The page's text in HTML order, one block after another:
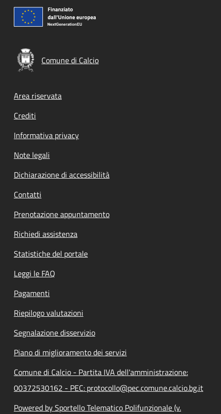
Comune di Calcio
Footer menu
Area riservata
Crediti
Informativa privacy
Note legali
Dichiarazione di accessibilità
Contatti
Prenotazione appuntamento
Richiedi assistenza
Statistiche del portale
Leggi le FAQ
Pagamenti
Riepilogo valutazioni
Segnalazione disservizio
Piano di miglioramento dei servizi
Comune di Calcio - Partita IVA dell'amministrazione:
00372530162 - PEC: protocollo@pec.comune.calcio.bg.it
Powered by Sportello Telematico Polifunzionale (v.